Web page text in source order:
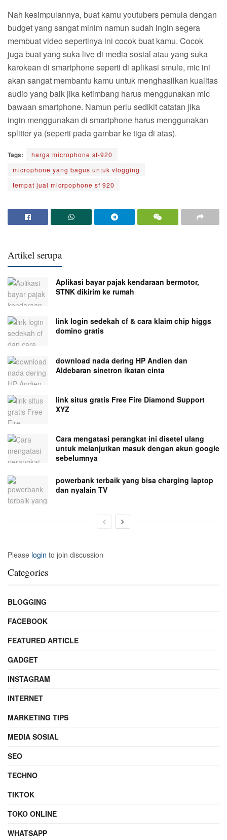
Nah kesimpulannya, buat kamu youtubers pemula dengan
budget yang sangat minim namun sudah ingin segera
membuat video sepertinya ini cocok buat kamu. Cocok
juga buat yang suka live di media sosial atau yang suka
karokean di smartphone seperti di aplikasi smule, mic ini
akan sangat membantu kamu untuk menghasilkan kualitas
audio yang baik jika ketimbang harus menggunakan mic
bawaan smartphone. Namun perlu sedikit catatan jika
ingin menggunakan di smartphone harus menggunakan
splitter ya (seperti pada gambar ke tiga di atas).
Tags:
harga microphone sf-920
microphone yang bagus untuk vlogging
tempat jual micrpophone sf 920
Artikel serupa
Aplikasi bayar pajak kendaraan bermotor,
STNK dikirim ke rumah
link login sedekah cf & cara klaim chip higgs
domino gratis
download nada dering HP Andien dan
Aldebaran sinetron ikatan cinta
link situs gratis Free Fire Diamond Support
XYZ
Cara mengatasi perangkat ini disetel ulang
untuk melanjutkan masuk dengan akun google
sebelumnya
powerbank terbaik yang bisa charging laptop
dan nyalain TV
Please login to join discussion
Categories
BLOGGING
FACEBOOK
FEATURED ARTICLE
GADGET
INSTAGRAM
INTERNET
MARKETING TIPS
MEDIA SOSIAL
SEO
TECHNO
TIKTOK
TOKO ONLINE
WHATSAPP